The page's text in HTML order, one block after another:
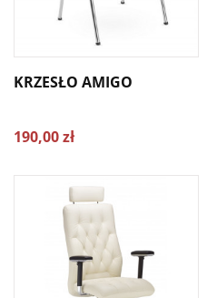
KRZESŁO AMIGO
190,00 zł